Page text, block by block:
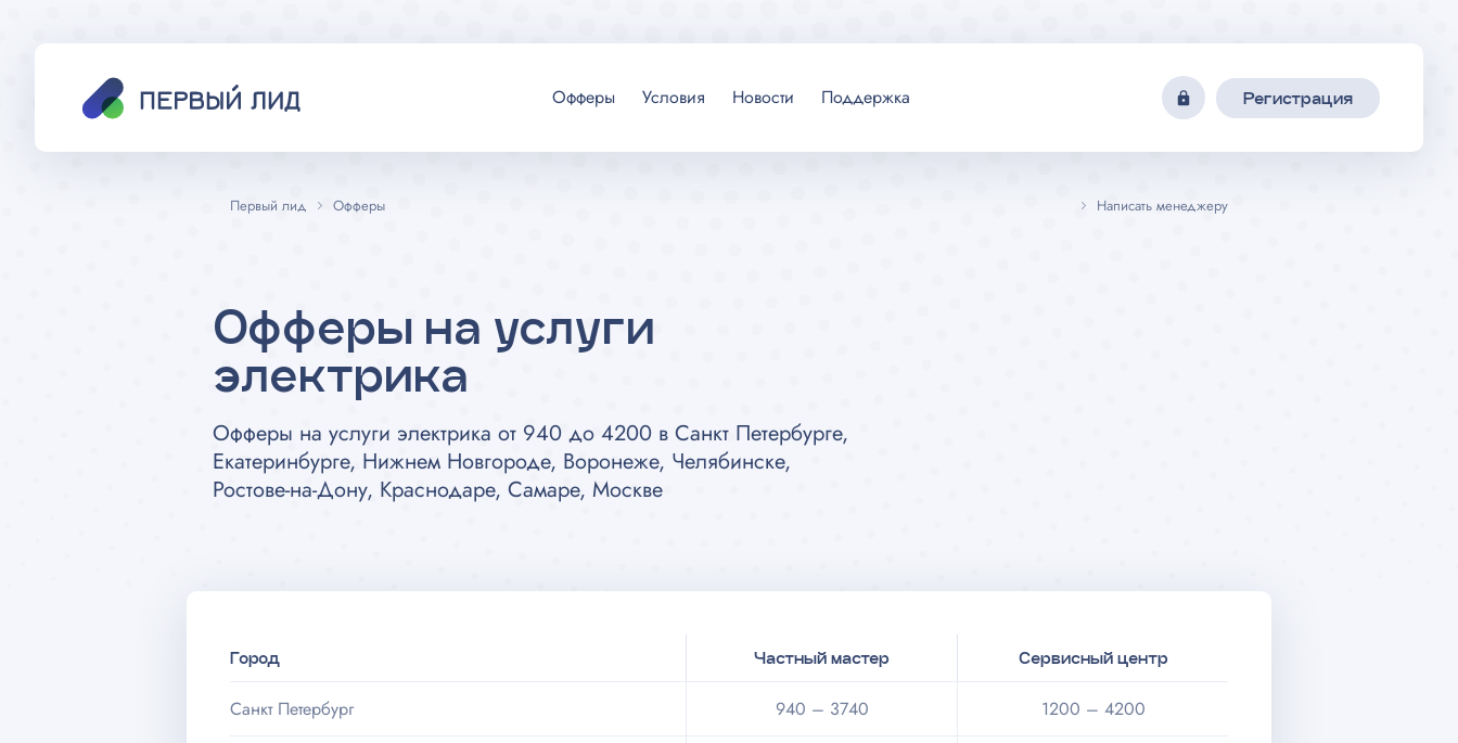
Офферы Условия Новости Поддержка Регистрация
Первый лид Офферы Написать менеджеру
Офферы на услуги
электрика
Офферы на услуги электрика от 940 до 4200 в Санкт Петербурге,
Екатеринбурге, Нижнем Новгороде, Воронеже, Челябинске,
Ростове-на-Дону, Краснодаре, Самаре, Москве
Город Частный мастер Сервисный центр
Санкт Петербург 940 – 3740 1200 – 4200